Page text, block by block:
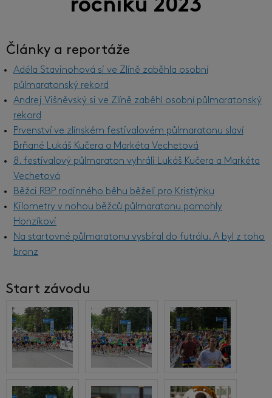
ročníku 2023
Články a reportáže
Adéla Stavinohová si ve Zlíně zaběhla osobní
půlmaratonský rekord
Andrej Višněvský si ve Zlíně zaběhl osobní půlmaratonský
rekord
Prvenství ve zlínském festivalovém půlmaratonu slaví
Brňané Lukáš Kučera a Markéta Vechetová
8. festivalový půlmaraton vyhráli Lukáš Kučera a Markéta
Vechetová
Běžci RBP rodinného běhu běželi pro Kristýnku
Kilometry v nohou běžců půlmaratonu pomohly
Honzíkovi
Na startovné půlmaratonu vysbíral do futrálu. A byl z toho
bronz
Start závodu